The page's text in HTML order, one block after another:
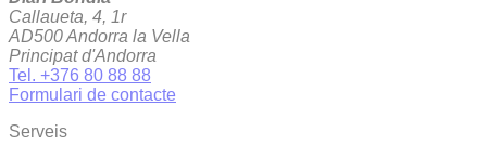
Callaueta, 4, 1r
AD500 Andorra la Vella
Principat d'Andorra
Tel. +376 80 88 88
Formulari de contacte
Serveis